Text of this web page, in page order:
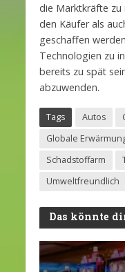
die Marktkräfte zu
den Käufer als
geschaffen
Technologien zu
bereits zu spät
abzuwenden.
Tags Autos
Globale
Schadstoffarm
Umweltfreundlich
Das könnte